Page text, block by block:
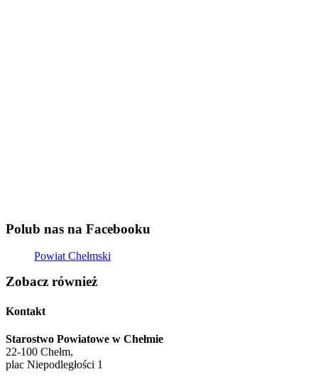
Polub nas na Facebooku
Powiat Chełmski
Zobacz również
Kontakt
Starostwo Powiatowe w Chełmie
22-100 Chełm,
plac Niepodległości 1